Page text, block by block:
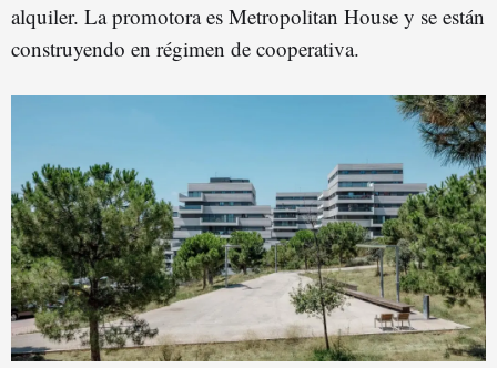
alquiler. La promotora es Metropolitan House y se están
construyendo en régimen de cooperativa.